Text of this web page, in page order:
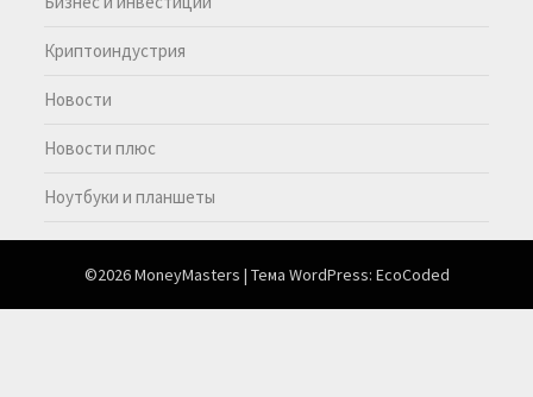
Криптоиндустрия
Новости
Новости плюс
Ноутбуки и планшеты
©2026 MoneyMasters | Тема WordPress: EcoCoded